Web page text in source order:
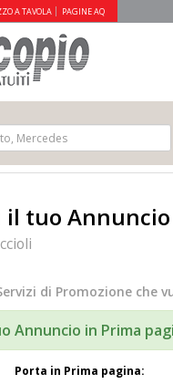
A TAVOLA PAGINE AQ
il tuo
di Promozione che
Annuncio in Prima
Porta in Prima pagina: